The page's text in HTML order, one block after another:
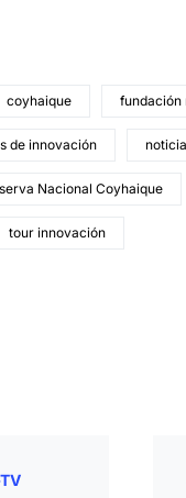
coyhaique fundación
de innovación
Nacional Coyhaique
tour innovación